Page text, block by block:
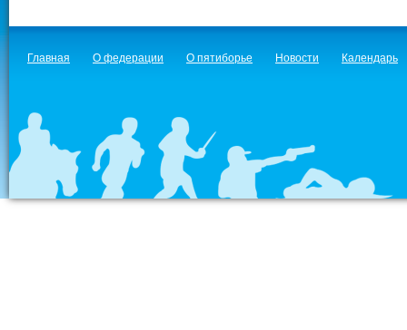
Главная О федерации О пятиборье Новости Календарь